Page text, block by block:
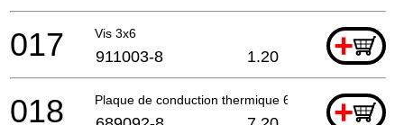
Vis 3x6 +
017 911003-8 1.20
Plaque de conduction thermique 6226 Etc*+
018